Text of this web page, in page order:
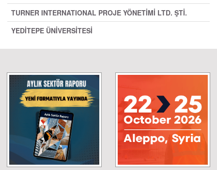
TURNER INTERNATIONAL PROJE YÖNETİMİ LTD. ŞTİ.
YEDİTEPE ÜNİVERSİTESİ